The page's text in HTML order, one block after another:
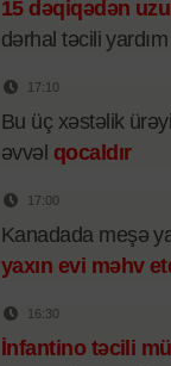
15 dəqiqədən
dərhal təcili yardım
17:10
Bu üç xəstəlik
əvvəl qocaldır
17:00
Kanadada meşə
yaxın evi məhv
16:30
İnfantino təcili